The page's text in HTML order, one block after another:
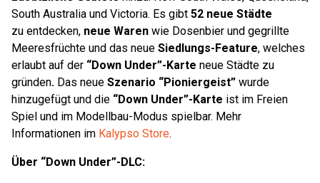
South Australia und Victoria. Es gibt 52 neue Städte
zu entdecken, neue Waren wie Dosenbier und gegrillte
Meeresfrüchte und das neue Siedlungs-Feature, welches
erlaubt auf der “Down Under”-Karte neue Städte zu
gründen. Das neue Szenario “Pioniergeist” wurde
hinzugefügt und die “Down Under”-Karte ist im Freien
Spiel und im Modellbau-Modus spielbar. Mehr
Informationen im Kalypso Store.
Über “Down Under”-DLC: